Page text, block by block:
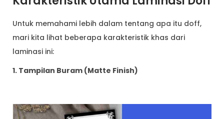
Untuk memahami lebih dalam tentang apa itu doff,
mari kita lihat beberapa karakteristik khas dari
laminasi ini:
1. Tampilan Buram (Matte Finish)